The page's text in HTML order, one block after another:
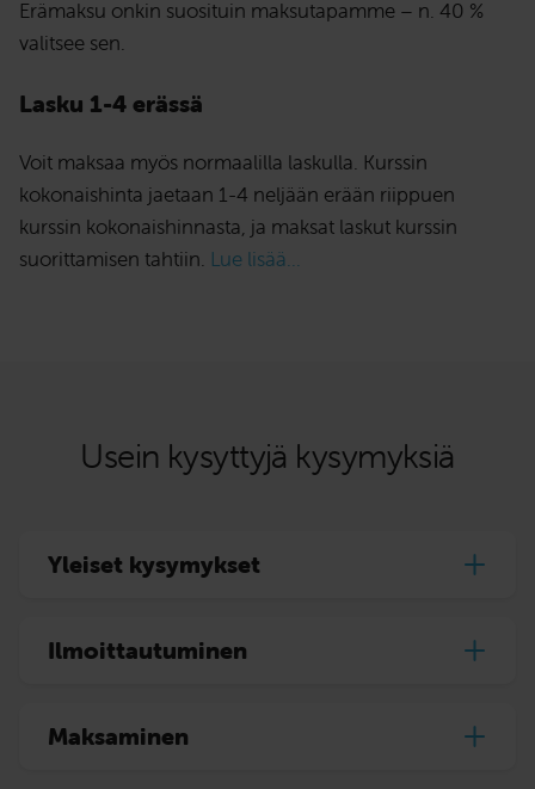
Erämaksu onkin suosituin maksutapamme – n. 40 %
valitsee sen.
Lasku 1-4 erässä
Voit maksaa myös normaalilla laskulla. Kurssin
kokonaishinta jaetaan 1-4 neljään erään riippuen
kurssin kokonaishinnasta, ja maksat laskut kurssin
suorittamisen tahtiin. Lue lisää...
Usein kysyttyjä kysymyksiä
Yleiset kysymykset
Ilmoittautuminen
Maksaminen